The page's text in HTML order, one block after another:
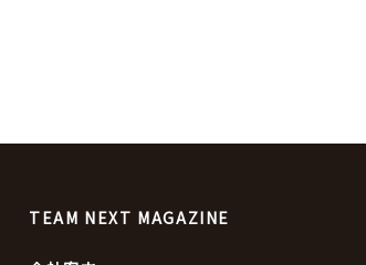
TEAM NEXT MAGAZINE